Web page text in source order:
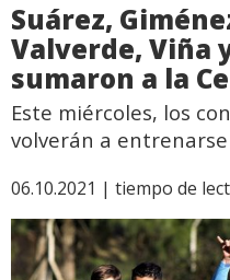
Suárez,
Valverde, Viña
sumaron a la
Este miércoles, los
volverán a
06.10.2021 | tiempo de